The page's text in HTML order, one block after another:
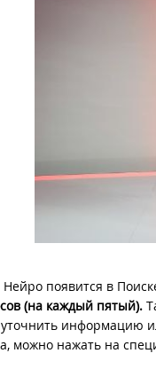
появится в
(на каждый пятый).
уточнить информацию
можно нажать на